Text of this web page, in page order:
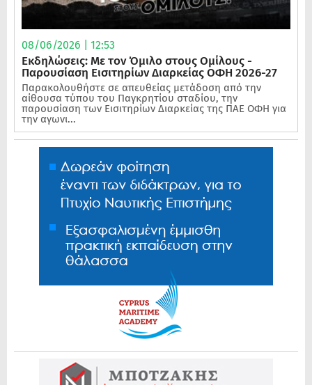
08/06/2026 | 12:53
Εκδηλώσεις: Με τον Όμιλο στους Ομίλους -
Παρουσίαση Εισιτηρίων Διαρκείας ΟΦΗ 2026-27
Παρακολουθήστε σε απευθείας μετάδοση από την
αίθουσα τύπου του Παγκρητίου σταδίου, την
παρουσίαση των Εισιτηρίων Διαρκείας της ΠΑΕ ΟΦΗ για
την αγωνι...